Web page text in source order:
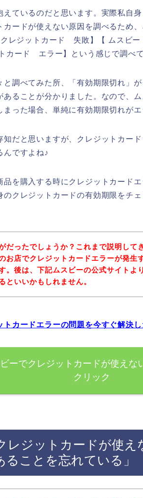
えているのだと思います。実際私自
カードが使えない原因を調べるため
レジットカード 失敗】【 ムスビ
カード エラー】という感じで調べて
と調べてみた所、「有効期限切れ」
あることが分かりました。なので、
まった場合、単純に有効期限切れが
知だと思いますが、クレジットカー
んですよね♪
品を購入する時にクレジットカード
のクレジットカードの有効期限をチ
だったでしょうか？これまで説明して
お店でクレジットカードエラーが発生
。後は、下記ムスビーの公式サイトよ
といいかもしれません。
トカードエラーの問題を今すぐ解決
ーでクレジットカードが使えな
クリック
レジットカードが使え
ることを忘れている」